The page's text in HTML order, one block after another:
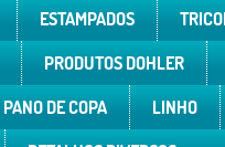
ESTAMPADOS
PRODUTOS DOHLER
PANO DE COPA LINHO